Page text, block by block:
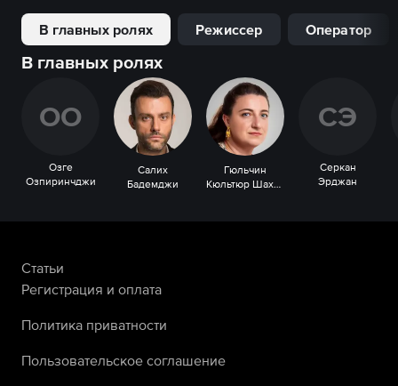
В главных ролях Режиссер Оператор
В главных ролях
ОО
Озге
Озпиринчджи
Салих
Бадемджи
Гюльчин
Кюльтюр Шахин
СЭ
Серкан
Эрджан
Статьи
Регистрация и оплата
Политика приватности
Пользовательское соглашение